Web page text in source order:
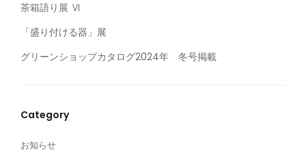
茶箱語り展 Ⅵ
「盛り付ける器」展
グリーンショップカタログ2024年 冬号掲載
Category
お知らせ